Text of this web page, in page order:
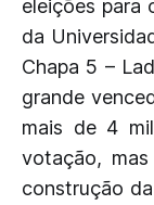
eleições para
da
Chapa 5 –
grande
mais de 4
votação, mas
construção